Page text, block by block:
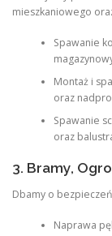
mieszkaniowego
Spawanie
Montaż i
oraz
Spawanie
oraz
3. Bramy,
Dbamy o
Naprawa